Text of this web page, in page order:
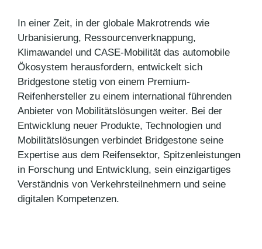
In einer Zeit, in der globale Makrotrends wie
Urbanisierung, Ressourcenverknappung,
Klimawandel und CASE-Mobilität das automobile
Ökosystem herausfordern, entwickelt sich
Bridgestone stetig von einem Premium-
Reifenhersteller zu einem international führenden
Anbieter von Mobilitätslösungen weiter. Bei der
Entwicklung neuer Produkte, Technologien und
Mobilitätslösungen verbindet Bridgestone seine
Expertise aus dem Reifensektor, Spitzenleistungen
in Forschung und Entwicklung, sein einzigartiges
Verständnis von Verkehrsteilnehmern und seine
digitalen Kompetenzen.